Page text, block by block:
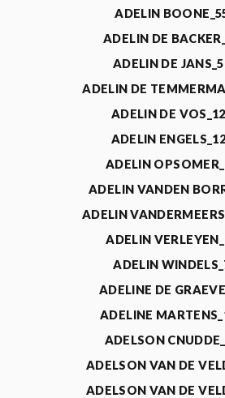
ADELIN
ADELIN DE
ADELIN DE
ADELIN DE
ADELIN DE
ADELIN
ADELIN
ADELIN VANDEN
ADELIN
ADELIN
ADELIN
ADELINE DE
ADELINE
ADELSON
ADELSON VAN DE
ADELSON VAN DE